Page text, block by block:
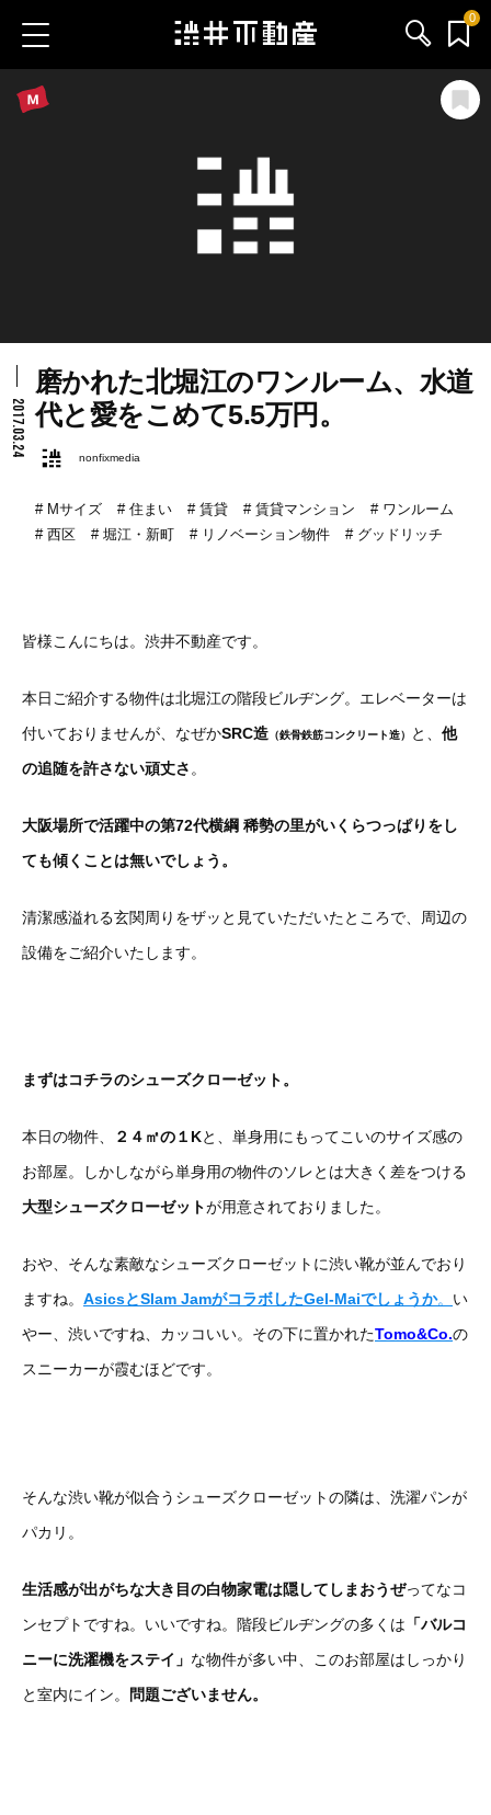
0
会社情報
2017.03.24
磨かれた北堀江のワンルーム、水道
代と愛をこめて5.5万円。
nonfixmedia
Mサイズ 住まい 賃貸 賃貸マンション
ワンルーム
西区
堀江・新町 リノベーション物件 グッドリッチ
皆様こんにちは。渋井不動産です。
本日ご紹介する物件は北堀江の階段ビルヂング。エレベーターは
付いておりませんが、なぜかSRC造 （鉄骨鉄筋コンクリート造） と、 他
の追随を許さない頑丈さ 。
大阪場所で活躍中の第72代横綱 稀勢の里がいくらつっぱりをし
ても傾くことは無いでしょう。
清潔感溢れる玄関周りをザッと見ていただいたところで、周辺の
設備をご紹介いたします。
まずはコチラのシューズクローゼット。
本日の物件、 ２４㎡の１Kと、単身用にもってこいのサイズ感の
お部屋。しかしながら単身用の物件のソレとは大きく差をつける
大型シューズクローゼットが用意されておりました。
おや、そんな素敵なシューズクローゼットに渋い靴が並んでおり
ますね。 AsicsとSlam JamがコラボしたGel-Maiでしょうか。 い
やー、渋いですね、カッコいい。その下に置かれたTomo&Co.の
スニーカーが霞むほどです。
そんな渋い靴が似合うシューズクローゼットの隣は、洗濯パンが
パカリ。
生活感が出がちな大き目の白物家電は隠してしまおうぜってなコ
ンセプトですね。いいですね。階段ビルヂングの多くは 「バルコ
ニーに洗濯機をステイ」 な物件が多い中、このお部屋はしっかり
と室内にイン。
問題ございません。